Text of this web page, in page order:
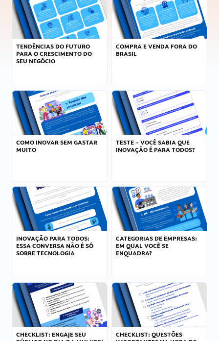
TENDÊNCIAS DO FUTURO
PARA O CRESCIMENTO DO
SEU NEGÓCIO
COMPRA E VENDA FORA DO
BRASIL
COMO INOVAR SEM GASTAR
MUITO
TESTE – VOCÊ SABIA QUE
INOVAÇÃO É PARA TODOS?
INOVAÇÃO PARA TODOS:
ESSA CONVERSA NÃO É SÓ
SOBRE TECNOLOGIA
CATEGORIAS DE EMPRESAS:
EM QUAL VOCÊ SE
ENQUADRA?
CHECKLIST: ENGAJE SEU
CHECKLIST: QUESTÕES